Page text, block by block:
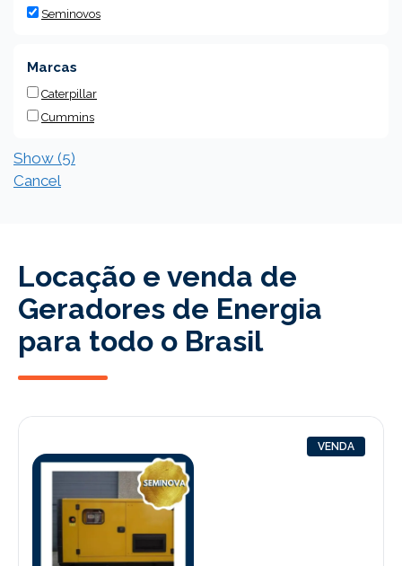
Locação e venda de
Geradores de Energia
para todo o Brasil
VENDA
Seminovos
Marcas
Caterpillar
Cummins
Show (5)
Cancel